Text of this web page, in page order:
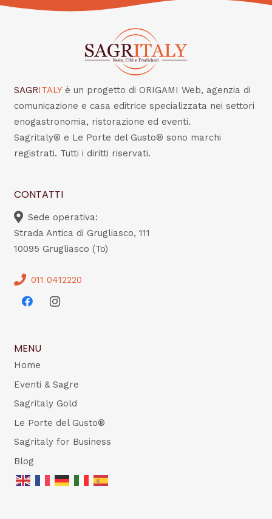
SAGRITALY è un progetto di ORIGAMI Web, agenzia di
comunicazione e casa editrice specializzata nei settori
enogastronomia, ristorazione ed eventi.
Sagritaly® e Le Porte del Gusto® sono marchi
registrati. Tutti i diritti riservati.
CONTATTI
Sede operativa:
Strada Antica di Grugliasco, 111
10095 Grugliasco (To)
011 0412220
MENU
Home
Eventi & Sagre
Sagritaly Gold
Le Porte del Gusto®
Sagritaly for Business
Blog